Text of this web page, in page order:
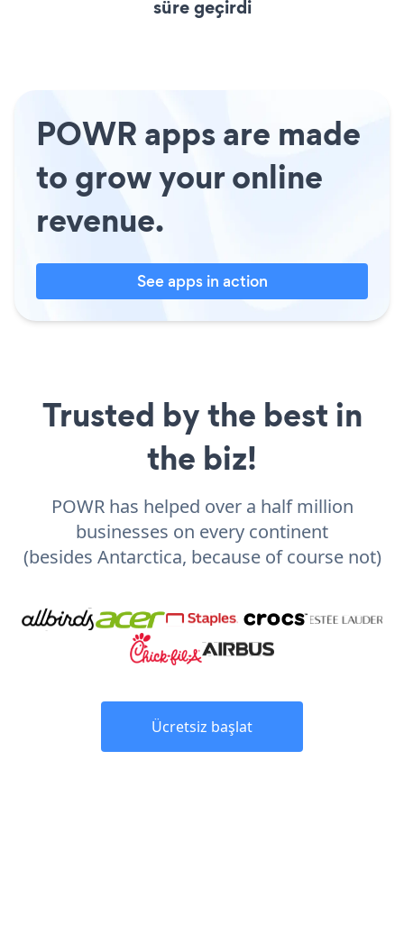
süre geçirdi
POWR apps are made
to grow your online
revenue.
See apps in action
Trusted by the best in
the biz!
POWR has helped over a half million
businesses on every continent
(besides Antarctica, because of course not)
Ücretsiz başlat